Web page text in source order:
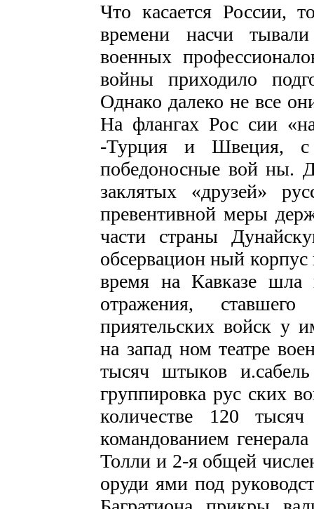
Что касается России,
времени насчи­
военных
войны приходило
Однако далеко не все
На флангах Рос­ сии
-Турция и Швеция, с
победоносные вой ны.
заклятых «друзей»
превентивной меры
части страны
обсервацион­ ный
время на Кавказе
отражения,
приятельских войск у
на запад ном театре
тысяч штыков
группировка рус ских
количестве 120
командованием
Толли и 2-я общей
оруди­ ями под